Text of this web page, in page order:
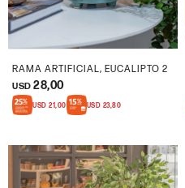
RAMA ARTIFICIAL, EUCALIPTO 2
USD 28,00
USD 21,00 USD 23,80